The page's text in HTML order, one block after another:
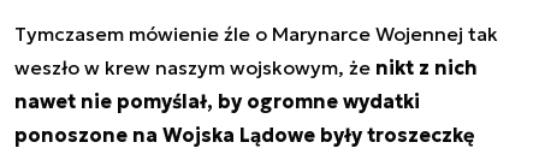
Tymczasem mówienie źle o Marynarce Wojennej tak
weszło w krew naszym wojskowym, że nikt z nich
nawet nie pomyślał, by ogromne wydatki
ponoszone na Wojska Lądowe były troszeczkę